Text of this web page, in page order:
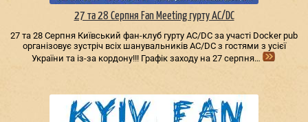
27 та 28 Серпня Fan Meeting гурту AC/DС
27 та 28 Серпня Київський фан-клуб гурту AC/DС за участі Docker pub
організовує зустріч всіх шанувальників AC/DС з гостями з усієї
України та із-за кордону!!! Графік заходу на 27 серпня…